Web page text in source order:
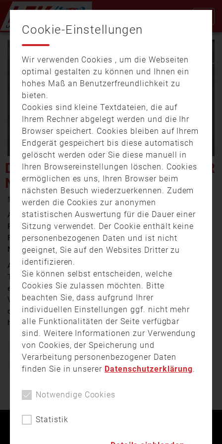
Video
DER 11.2. IST EUROPAWEITER
NOTRUFTAG
7. Februar 2018 10:49
Aus diesem Anlass haben sich die Kameraden der
Freiwilligen Feuerwehr Rosenheim und des THW´s
Rosenheim zusammengetan und ein tollen Video zur
Notrufnummer gedreht.
Alle Beteiligte sind ehrenamtliche Feuerwehrleute bzw.
THW-Kräfte. Aufgrund dessen was es gar nicht so
einfach einen Termin zu finden. Für die Produktion des
Videos waren über 50 Einsatzkräfte und Jugendliche –
die im Übrigen auch die Europasterne selbst gebastelt
haben – im „Einsatz“.
112 Feuerwehr Freiwillige Feuerwehr
Notruftag THW
Cookie-Einstellungen
Wir verwenden Cookies , um die Webseiten
optimal gestalten zu können und Ihnen ein
hohes Maß an Benutzerfreundlichkeit zu
bieten.
Cookies sind kleine Textdateien, die auf
Ihrem Rechner abgelegt werden und die Ihr
Browser speichert. Cookies bleiben auf Ihrem
Endgerät gespeichert bis diese automatisch
gelöscht werden oder Sie diese manuell in
Ihren Browsereinstellungen löschen. Cookies
ermöglichen es uns, Ihren Browser beim
nächsten Besuch wiederzuerkennen. Zudem
werden die Cookies zur anonymen
statistischen Auswertung für die Dauer einer
Sitzung verwendet. Der Cookie enthält keine
personenbezogenen Daten und ist nicht
geeignet, Sie auf den Websites Dritter zu
identifizieren.
Sie können selbst entscheiden, welche
Cookies Sie zulassen möchten. Bitte
beachten Sie, dass aufgrund Ihrer
individuellen Einstellungen ggf. nicht mehr
alle Funktionalitäten der Seite verfügbar
sind. Weitere Informationen zur Verwendung
von Cookies, der Speicherung und
Verarbeitung personenbezogener Daten
finden Sie in unserer Datenschutzerklärung.
Notwendige Cookies
Statistik